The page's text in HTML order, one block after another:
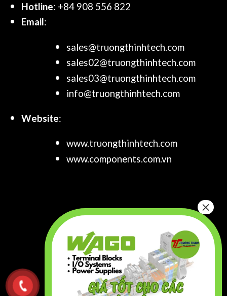
Hotline: +84 908 556 822
Email:
sales@truongthinhtech.com
sales02@truongthinhtech.com
sales03@truongthinhtech.com
info@truongthinhtech.com
Website:
www.truongthinhtech.com
www.components.com.vn